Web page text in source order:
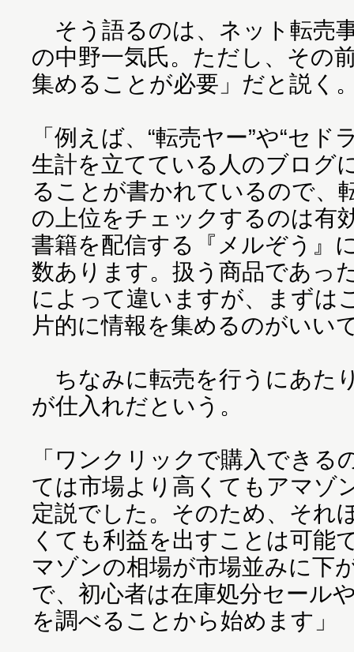
そう語るのは、ネット転売
の中野一気氏。ただし、その
集めることが必要」だと説く
「例えば、“転売ヤー”や“セ
生計を立てている人のブログ
ることが書かれているので、
の上位をチェックするのは有
書籍を配信する『メルぞう』
数あります。扱う商品であっ
によって違いますが、まずは
片的に情報を集めるのがいい
ちなみに転売を行うにあた
が仕入れだという。
「ワンクリックで購入できる
ては市場より高くてもアマゾ
定説でした。そのため、それ
くても利益を出すことは可能
マゾンの相場が市場並みに下
で、初心者は在庫処分セール
を調べることから始めます」